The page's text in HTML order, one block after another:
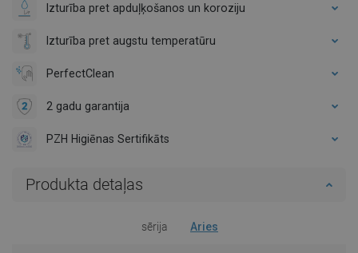
Izturība pret apduļķošanos un koroziju
Izturība pret augstu temperatūru
PerfectClean
2 gadu garantija
PZH Higiēnas Sertifikāts
Produkta detaļas
sērija Aries